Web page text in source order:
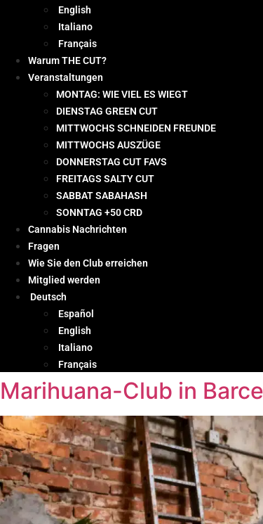
English
Italiano
Français
Warum THE CUT?
Veranstaltungen
MONTAG: WIE VIEL ES WIEGT
DIENSTAG GREEN CUT
MITTWOCHS SCHNEIDEN FREUNDE
MITTWOCHS AUSZÜGE
DONNERSTAG CUT FAVS
FREITAGS SALTY CUT
SABBAT SABAHASH
SONNTAG +50 CRD
Cannabis Nachrichten
Fragen
Wie Sie den Club erreichen
Mitglied werden
Deutsch
Español
English
Italiano
Français
Marihuana-Club in